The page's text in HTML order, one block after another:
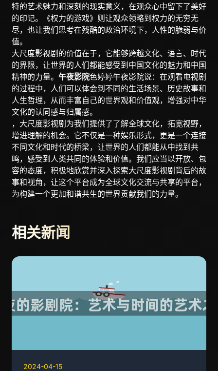
特的艺术魅力和深刻的现实意义，在观众心中留下了美好
的印记。《权力的游戏》则让观众领略到权力的无穷无
尽，也让我们思考在残酷的政治环境下，人性的脆弱与价
值。
大尺度影视剧的价值在于，它能够跨越文化、语言、时代
的界限，让世界的人们都能感受到中国文化的魅力和中国
精神的力量。 午夜影院色婷婷午夜影院说：在观看电视剧
的过程中，人们可以体会到不同的生活场景、历史故事和
人生哲理，从而丰富自己的世界观和价值观，增强对中华
文化的认同感与归属感。
，大尺度影视剧为我们提供了了解全球文化，拓宽视野，
增进理解的机会。它不仅是一种娱乐形式，更是一个连接
不同文化和时代的桥梁，让世界的人们都能从中找到共
鸣，感受到人类共同的体验和价值。我们应当以开放、包
容的态度，积极地欣赏并深入探索大尺度影视剧背后的故
事和视角，让这个平台成为全球文化交流与共享的平台，
为构建一个更加和谐共生的世界贡献我们的力量。
相关新闻
2024-04-15